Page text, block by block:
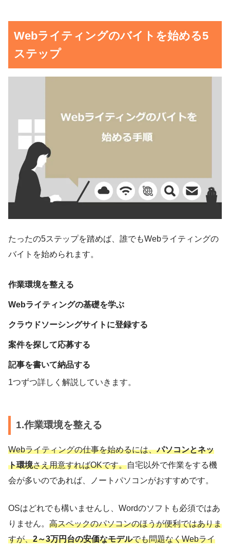
Webライティングのバイトを始める5
ステップ
たったの5ステップを踏めば、誰でもWebライティングの
バイトを始められます。
作業環境を整える
Webライティングの基礎を学ぶ
クラウドソーシングサイトに登録する
案件を探して応募する
記事を書いて納品する
1つずつ詳しく解説していきます。
1.作業環境を整える
Webライティングの仕事を始めるには、パソコンとネッ
ト環境さえ用意すればOKです。自宅以外で作業をする機
会が多いのであれば、ノートパソコンがおすすめです。
OSはどれでも構いませんし、Wordのソフトも必須ではあ
りません。 高スペックのパソコンのほうが便利ではありま
すが、2～3万円台の安価なモデルでも問題なくWebライ